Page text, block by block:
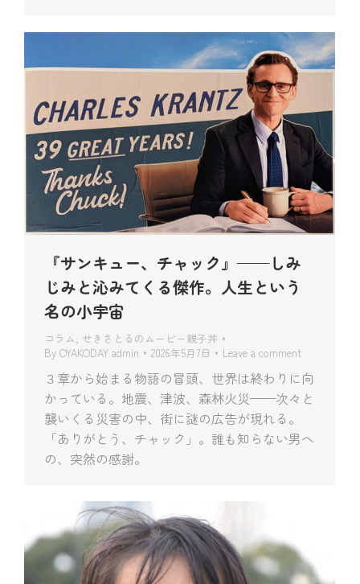
『サンキュー、チャック』——しみ
じみと沁みてくる傑作。人生という
名の小宇宙
コラム, せきさとるのムービー親子丼
By OYAKODAY admin 2026年5月7日 Leave a comment
３章から始まる物語の冒頭、世界は終わりに向
かっている。地震、津波、森林火災——次々と
襲いくる災害の中、街に謎の広告が現れる。
「ありがとう、チャック」。誰も知らない男へ
の、突然の感謝。